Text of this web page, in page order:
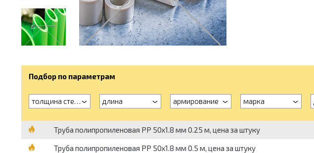
Подбор по параметрам
толщина стенки длина армирование марка
Труба полипропиленовая PP 50х1.8 мм 0.25 м, цена за штуку
Труба полипропиленовая PP 50х1.8 мм 0.5 м, цена за штуку